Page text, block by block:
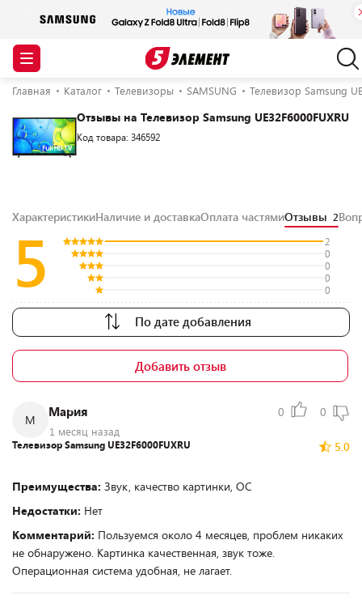
Главная Каталог Телевизоры SAMSUNG Телевизор Samsung
Отзывы на Телевизор Samsung UE32F6000FUXRU
Код товара: 346592
ХарактеристикиНаличие и доставкаОплата частямиОтзывы 2
5
2
0
0
0
0
По дате добавления
Добавить отзыв
М
Мария
1 месяц назад
0 0
5.0
Телевизор Samsung UE32F6000FUXRU
Преимущества: Звук, качество картинки, ОС
Недостатки: Нет
Комментарий: Пользуемся около 4 месяцев, проблем никаких
не обнаружено. Картинка качественная, звук тоже.
Операционная система удобная, не лагает.